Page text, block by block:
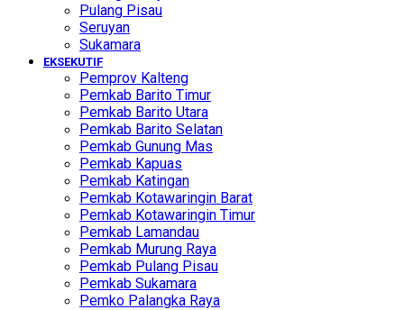
Pulang Pisau
Seruyan
Sukamara
EKSEKUTIF
Pemprov Kalteng
Pemkab Barito Timur
Pemkab Barito Utara
Pemkab Barito Selatan
Pemkab Gunung Mas
Pemkab Kapuas
Pemkab Katingan
Pemkab Kotawaringin Barat
Pemkab Kotawaringin Timur
Pemkab Lamandau
Pemkab Murung Raya
Pemkab Pulang Pisau
Pemkab Sukamara
Pemko Palangka Raya